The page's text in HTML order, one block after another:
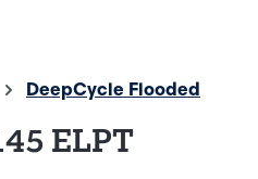
DeepCycle Flooded
ELPT